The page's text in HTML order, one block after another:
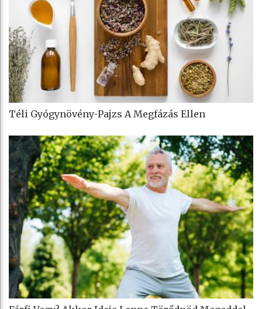
Téli Gyógynövény-Pajzs A Megfázás Ellen